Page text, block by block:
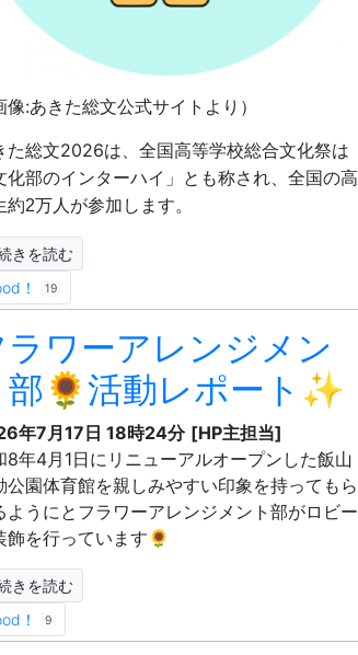
像:あきた総文公式サイトより）
た総文2026は、 全国高等学校総合文化祭は
化部のインターハイ」とも称され、全国の高
約2万人が参加します。
きを読む
！
19
ワーアレンジメン
部🌻活動レポート✨
年7月17日 18時24分 [HP主担当]
8年4月1日にリニューアルオープンした飯山
公園体育館を親しみやすい印象を持ってもら
ようにとフラワーアレンジメント部がロビー
飾を行っています🌻
きを読む
！
9